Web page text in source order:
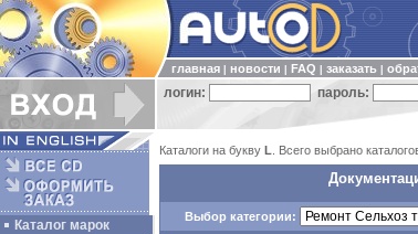
главная новости FAQ заказать
логин: пароль:
Каталог марок
Каталоги на букву L . Всего выбрано
Выбор категории: